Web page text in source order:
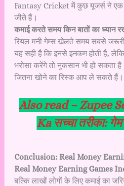
Fantasy Cricket में कुछ यूजर्स ने
जीते हैं।
कमाई करते समय किन बातों का ध्यान
रियल मनी गेम्स खेलते समय सबसे
यह सही है कि इनसे इनकम होती है,
भरोसा करेंगे तो नुकसान भी हो सकता
जितना खोने का रिस्क आप ले सकते हैं।
Also read –Zupee
Ka सच्चा तरीका:
Conclusion: Real Money
Real Money Earning Games
बल्कि लाखों लोगों के लिए कमाई का